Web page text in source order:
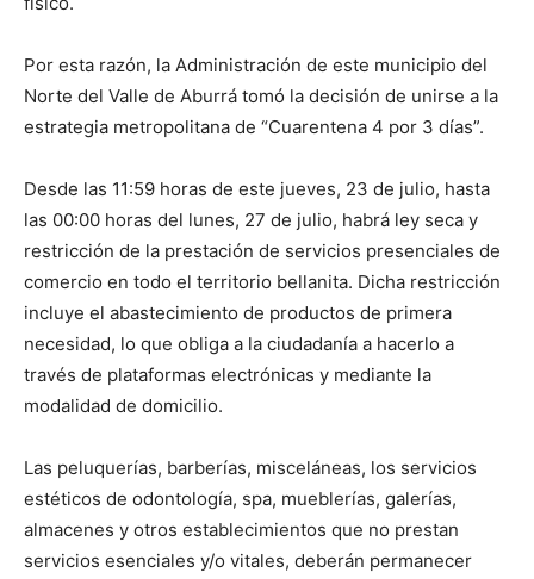
Por esta razón, la Administración de este municipio del
Norte del Valle de Aburrá tomó la decisión de unirse a la
estrategia metropolitana de “Cuarentena 4 por 3 días”.
Desde las 11:59 horas de este jueves, 23 de julio, hasta
las 00:00 horas del lunes, 27 de julio, habrá ley seca y
restricción de la prestación de servicios presenciales de
comercio en todo el territorio bellanita. Dicha restricción
incluye el abastecimiento de productos de primera
necesidad, lo que obliga a la ciudadanía a hacerlo a
través de plataformas electrónicas y mediante la
modalidad de domicilio.
Las peluquerías, barberías, misceláneas, los servicios
estéticos de odontología, spa, mueblerías, galerías,
almacenes y otros establecimientos que no prestan
servicios esenciales y/o vitales, deberán permanecer